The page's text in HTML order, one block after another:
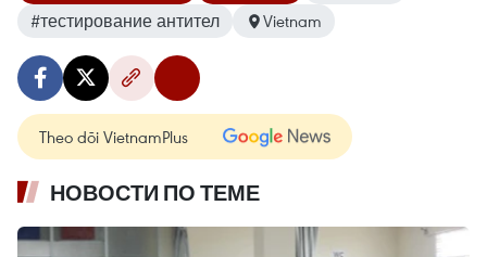
#тестирование антител
Vietnam
Theo dõi VietnamPlus
НОВОСТИ ПО ТЕМЕ